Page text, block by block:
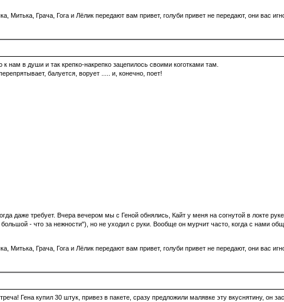
Грача, Гога и Лёлик передают вам привет, голуби привет не передают, они вас
нам в души и так крепко-накрепко зацепилось своими коготками там.
балуется, ворует ..... и, конечно, поет!
даже требует. Вчера вечером мы с Геной обнялись, Кайт у меня на согнутой в локте
- что за нежности"), но не уходил с руки. Вообще он мурчит часто, когда с нами
Грача, Гога и Лёлик передают вам привет, голуби привет не передают, они вас
Гена купил 30 штук, привез в пакете, сразу предложили малявке эту вкуснятину, он